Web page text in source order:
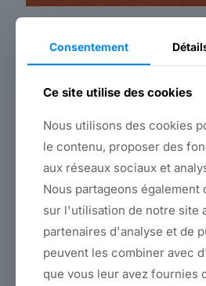
Insignias
¿Cousinade o club de coches
¿Militar o trotamundos?
Nuestras insignias bordadas están
diseñadas y fabricadas en nuestra
France con el máximo cuidado y
siguiendo estrictamente sus
La forma, el tamaño y los colores se
su carta gráfica o, más bien, a su
Insignias SAGAERT
Consentement
Ce site utilise des cookies
Nous utilisons des cookies
le contenu, proposer des
aux réseaux sociaux et
Nous partageons également
sur l'utilisation de notre site
partenaires d'analyse et de
peuvent les combiner avec
que vous leur avez fournies